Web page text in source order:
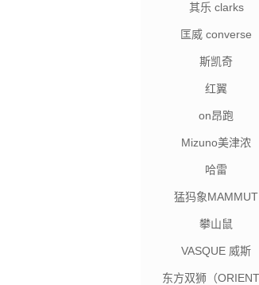
其乐 clarks
匡威 converse
斯凯奇
红翼
on昂跑
Mizuno美津浓
哈雷
猛犸象MAMMUT
攀山鼠
VASQUE 威斯
东方双狮（ORIENT